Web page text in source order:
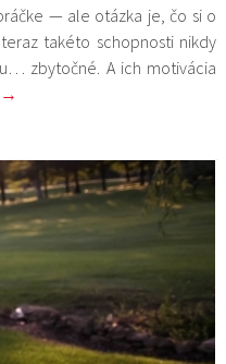
— ale otázka je, čo si o
takéto schopnosti nikdy
zbytočné. A ich motivácia
→